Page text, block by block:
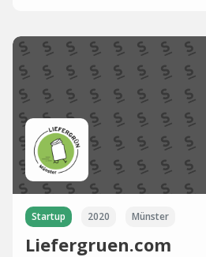
Startup 2020 Münster
Liefergruen.com